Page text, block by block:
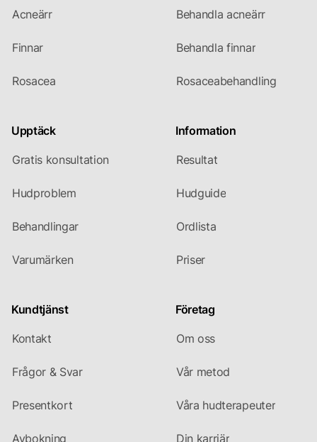
Acneärr
Finnar
Rosacea
Behandla acneärr
Behandla finnar
Rosaceabehandling
Upptäck
Gratis konsultation
Hudproblem
Behandlingar
Varumärken
Information
Resultat
Hudguide
Ordlista
Priser
Kundtjänst
Kontakt
Frågor & Svar
Presentkort
Avbokning
Företag
Om oss
Vår metod
Våra hudterapeuter
Din karriär